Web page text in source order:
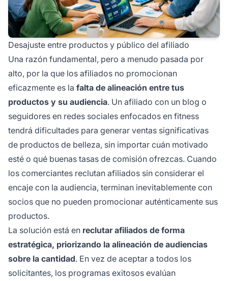
Desajuste entre productos y público del afiliado
Una razón fundamental, pero a menudo pasada por
alto, por la que los afiliados no promocionan
eficazmente es la falta de alineación entre tus
productos y su audiencia. Un afiliado con un blog o
seguidores en redes sociales enfocados en fitness
tendrá dificultades para generar ventas significativas
de productos de belleza, sin importar cuán motivado
esté o qué buenas tasas de comisión ofrezcas. Cuando
los comerciantes reclutan afiliados sin considerar el
encaje con la audiencia, terminan inevitablemente con
socios que no pueden promocionar auténticamente sus
productos.
La solución está en reclutar afiliados de forma
estratégica, priorizando la alineación de audiencias
sobre la cantidad. En vez de aceptar a todos los
solicitantes, los programas exitosos evalúan